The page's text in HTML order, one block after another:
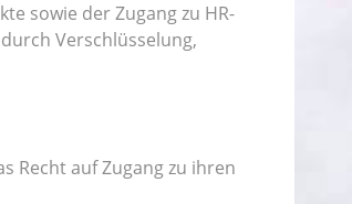
sowie der Zugang zu HR-
Verschlüsselung,
Recht auf Zugang zu ihren